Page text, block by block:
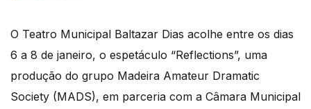
O Teatro Municipal Baltazar Dias acolhe entre os dias
6 a 8 de janeiro, o espetáculo “Reflections”, uma
produção do grupo Madeira Amateur Dramatic
Society (MADS), em parceria com a Câmara Municipal